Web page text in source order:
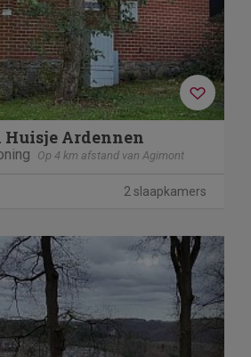
Huisje Ardennen
Op 4 km afstand van Agimont
2 slaapkamers
Next